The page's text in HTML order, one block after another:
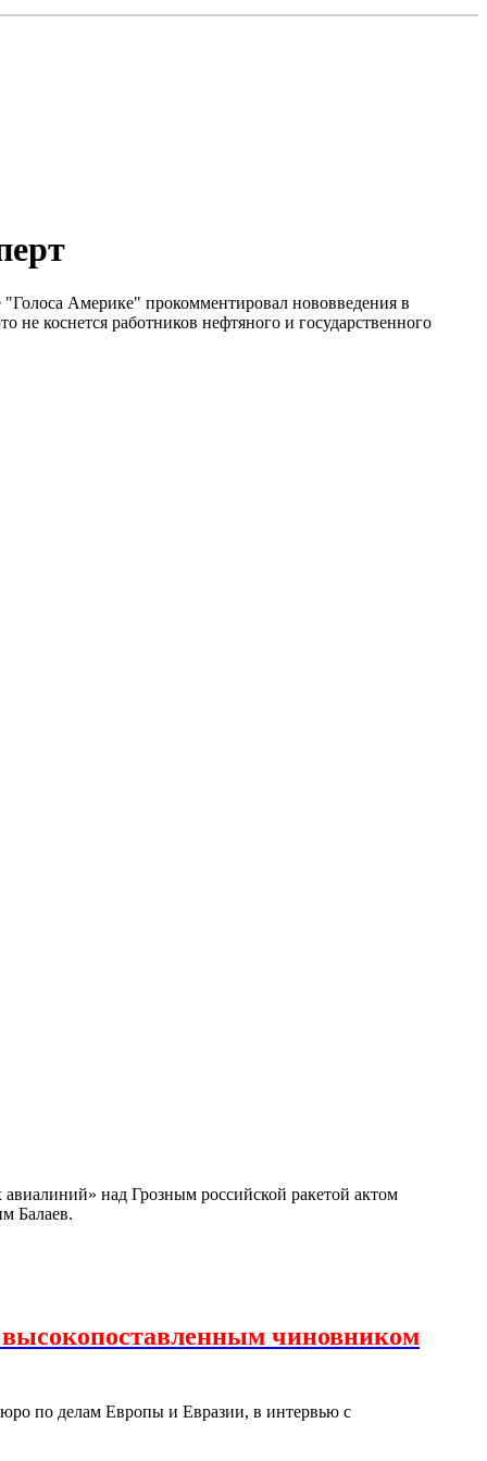
"Голоса Америке" прокомментировал нововведения в
не коснется работников нефтяного и государственного
над Грозным российской ракетой актом
Балаев.
чиновником
по делам Европы и Евразии, в интервью с